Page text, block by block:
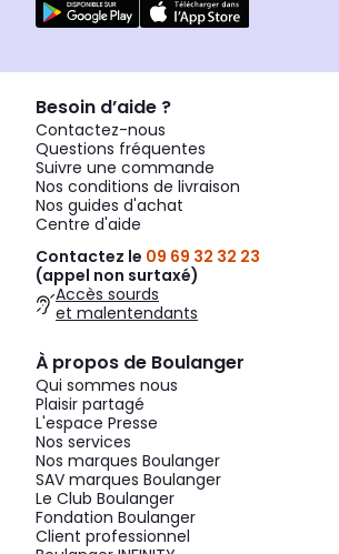
Besoin d’aide ?
Contactez-nous
Questions fréquentes
Suivre une commande
Nos conditions de livraison
Nos guides d'achat
Centre d'aide
Contactez le 09 69 32 32 23
(appel non surtaxé)
Accès sourds
et malentendants
À propos de Boulanger
Qui sommes nous
Plaisir partagé
L'espace Presse
Nos services
Nos marques Boulanger
SAV marques Boulanger
Le Club Boulanger
Fondation Boulanger
Client professionnel